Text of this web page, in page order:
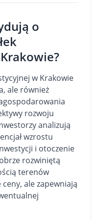
o
w Krakowie
ale również
rozwoju
analizują
wzrostu
i otoczenie
rozwiniętą
terenów
ceny, ale zapewniają